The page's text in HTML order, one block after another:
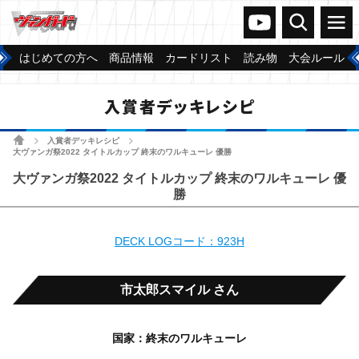
ヴァンガードch
検索 メニュー
はじめての方へ 商品情報 カードリスト 読み物 大会ルール
入賞者デッキレシピ
ホーム 入賞者デッキレシピ
大ヴァンガ祭2022 タイトルカップ 終末のワルキューレ 優勝
大ヴァンガ祭2022 タイトルカップ 終末のワルキューレ 優
勝
DECK LOGコード：923H
市太郎スマイル さん
国家：終末のワルキューレ